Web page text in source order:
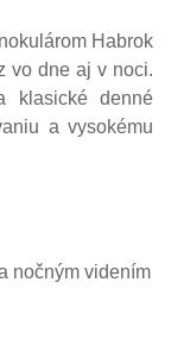
Habrok
vo dne aj v noci.
klasické denné
a vysokému
nočným videním